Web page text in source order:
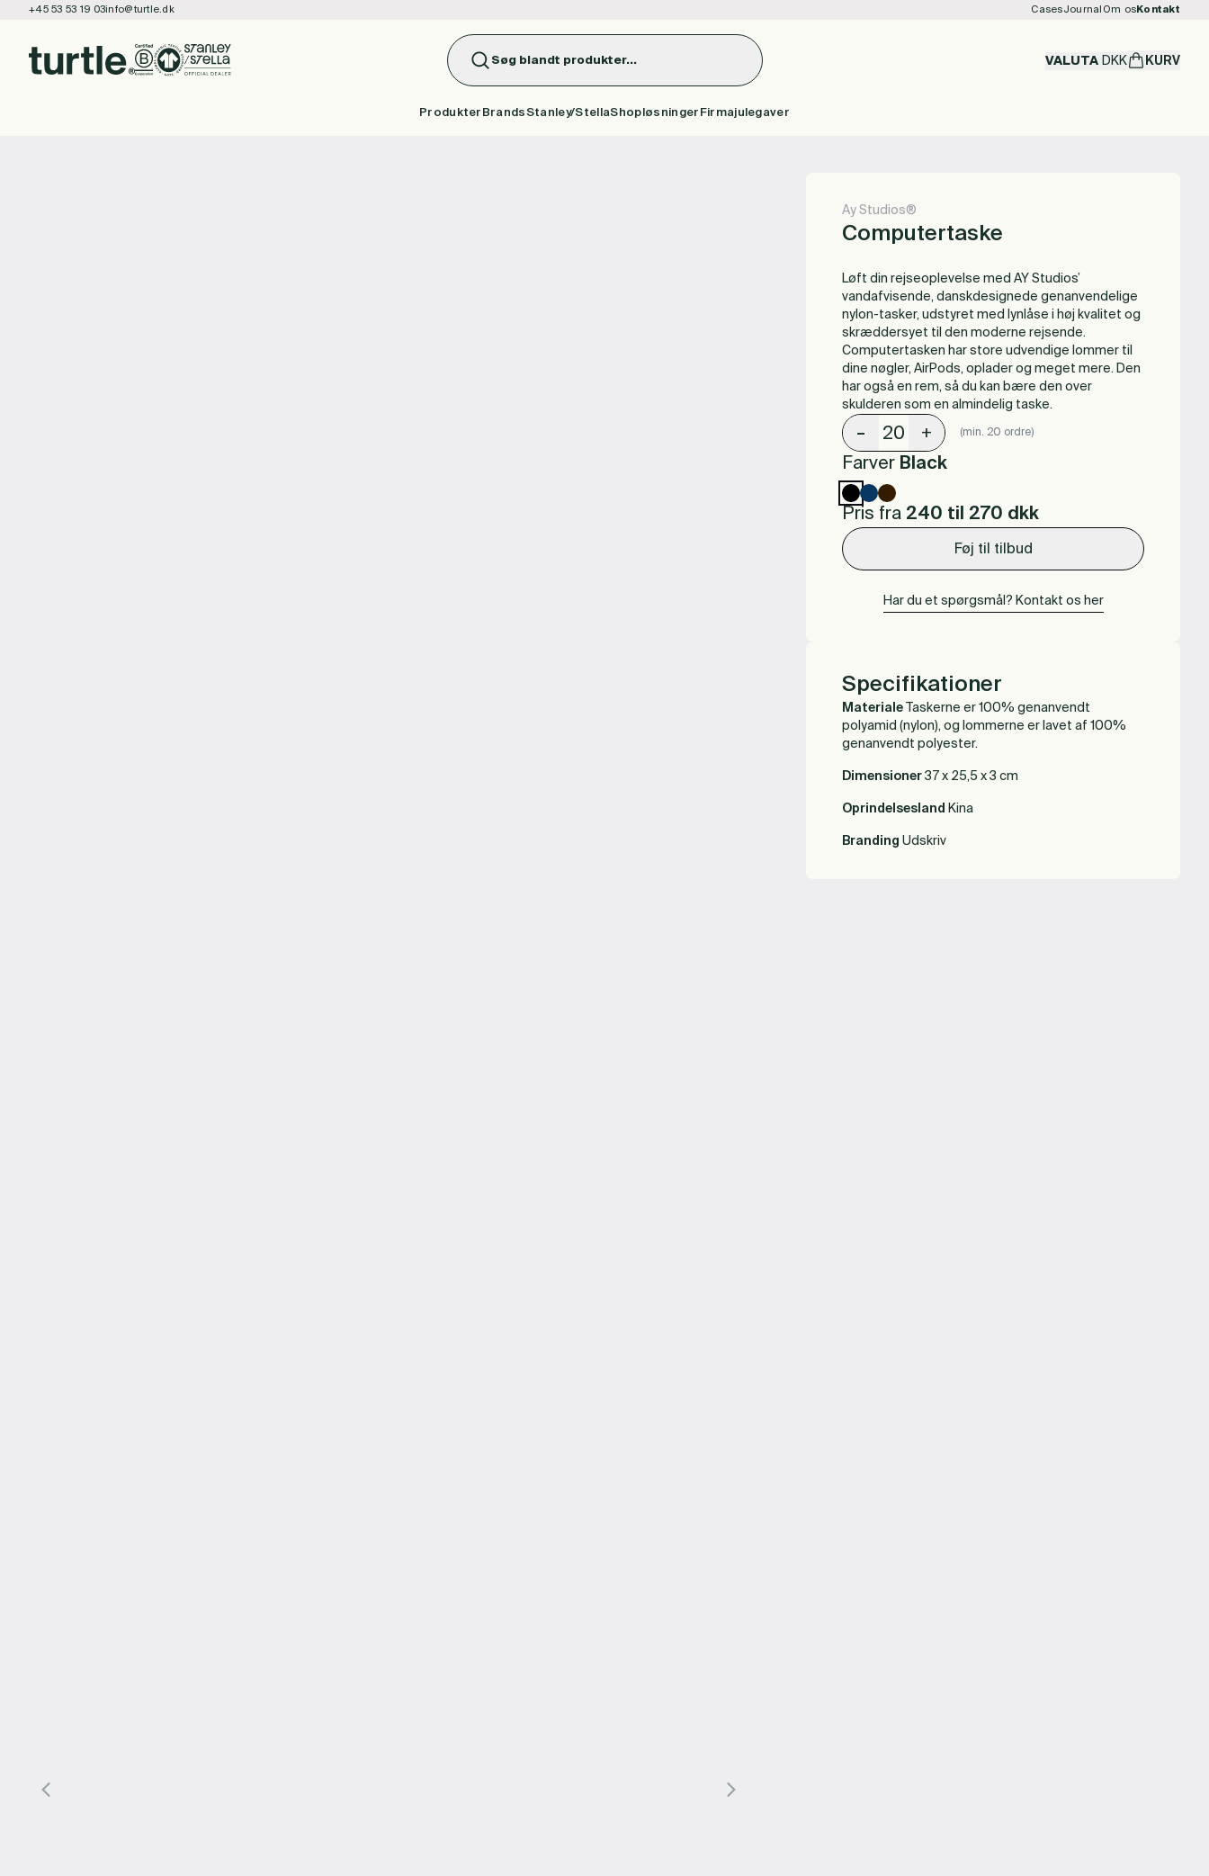
+45 53 53 19 03info@turtle.dk CasesJournal Om osKontakt
Søg blandt produkter... VALUTA DKK KURV
Produkter Brands Stanley/StellaShopløsninger Firmajulegaver
Ay Studios®
Computertaske
Løft din rejseoplevelse med AY Studios’
vandafvisende, danskdesignede genanvendelige
nylon-tasker, udstyret med lynlåse i høj kvalitet og
skræddersyet til den moderne rejsende.
Computertasken har store udvendige lommer til
dine nøgler, AirPods, oplader og meget mere. Den
har også en rem, så du kan bære den over
skulderen som en almindelig taske.
- + (min. 20 ordre)
Farver Black
Pris fra 240 til 270 dkk
Føj til tilbud
Har du et spørgsmål? Kontakt os her
Specifikationer
Materiale
Taskerne er 100% genanvendt
polyamid (nylon), og lommerne er lavet af 100%
genanvendt polyester.
Dimensioner 37 x 25,5 x 3 cm
Oprindelsesland Kina
Branding Udskriv